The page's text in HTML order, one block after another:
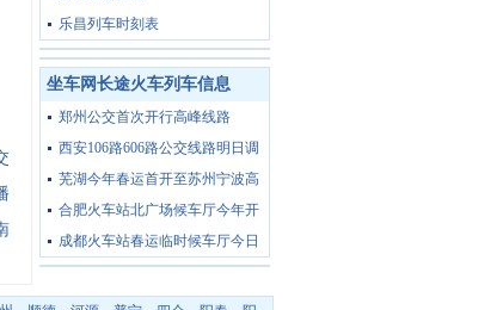
乐昌列车时刻表
坐车网长途火车列车信息
郑州公交首次开行高峰线路
西安106路606路公交线路明日调
芜湖今年春运首开至苏州宁波高
合肥火车站北广场候车厅今年开
成都火车站春运临时候车厅今日